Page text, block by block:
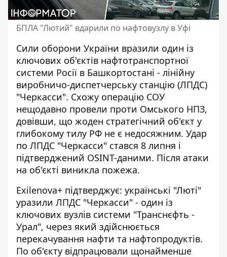
БПЛА "Лютий" вдарили по нафтовузлу в Уфі
Сили оборони України вразили один із
ключових об'єктів нафтотранспортної
системи Росії в Башкортостані - лінійну
виробничо-диспетчерську станцію (ЛПДС)
"Черкасси". Схожу операцію СОУ
нещодавно провели проти Омського НПЗ,
довівши, що жоден стратегічний об'єкт у
глибокому тилу РФ не є недосяжним. Удар
по ЛПДС "Черкасси" стався 8 липня і
підтверджений OSINT-даними. Після атаки
на об'єкті виникла пожежа.
Exilenova+ підтверджує: українські "Люті"
уразили ЛПДС "Черкасси" - один із
ключових вузлів системи "Транснєфть -
Урал", через який здійснюється
перекачування нафти та нафтопродуктів.
По об'єкту відпрацювали щонайменше